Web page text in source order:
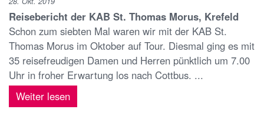
Reisebericht der KAB St. Thomas Morus, Krefeld
Schon zum siebten Mal waren wir mit der KAB St.
Thomas Morus im Oktober auf Tour. Diesmal ging es mit
35 reisefreudigen Damen und Herren pünktlich um 7.00
Uhr in froher Erwartung los nach Cottbus. ...
Weiter lesen